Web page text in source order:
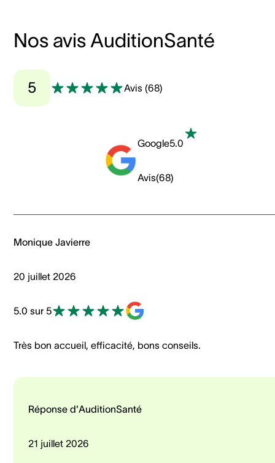
Nos avis AuditionSanté
5 Avis (68)
Google5.0
Avis(68)
Monique Javierre
20 juillet 2026
5.0 sur 5
Très bon accueil, efficacité, bons conseils.
Réponse d'AuditionSanté
21 juillet 2026